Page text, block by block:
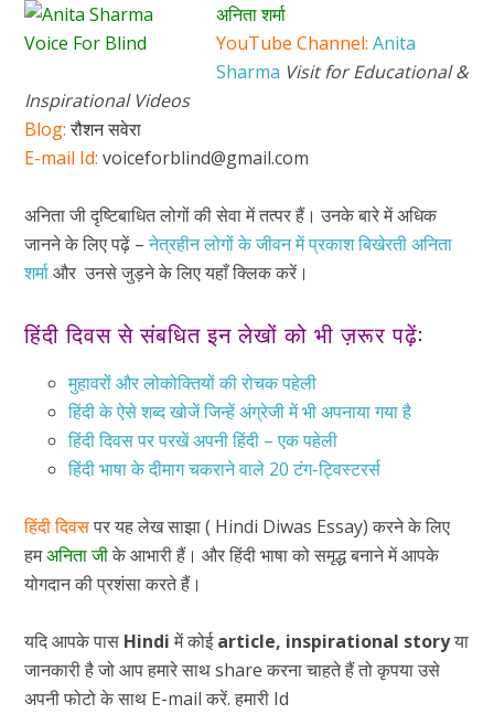
अनिता शर्मा
YouTube Channel: Anita
Sharma Visit for Educational &
Inspirational Videos
Blog:रौशन सवेरा
E-mail Id: voiceforblind@gmail.com
अनिता जी दृष्टिबाधित लोगों की सेवा में तत्पर हैं। उनके बारे में अधिक
जानने के लिए पढ़ें –नेत्रहीन लोगों के जीवन में प्रकाश बिखेरती अनिता
शर्माऔर उनसे जुड़ने के लिए यहाँ क्लिक करें।
हिंदी दिवस से संबधित इन लेखों को भी ज़रूर पढ़ें:
मुहावरों और लोकोक्तियों की रोचक पहेली
हिंदी के ऐसे शब्द खोजें जिन्हें अंग्रेजी में भी अपनाया गया है
हिंदी दिवस पर परखें अपनी हिंदी – एक पहेली
हिंदी भाषा के दीमाग चकराने वाले 20 टंग-ट्विस्टरर्स
हिंदी दिवसपर यह लेख साझा ( Hindi Diwas Essay) करने के लिए
हमअनिता जीके आभारी हैं। और हिंदी भाषा को समृद्ध बनाने में आपके
योगदान की प्रशंसा करते हैं।
यदि आपके पास Hindiमें कोईarticle, inspirational storyया
जानकारी है जो आप हमारे साथ share करना चाहते हैं तो कृपया उसे
अपनी फोटो के साथ E-mail करें. हमारी Id